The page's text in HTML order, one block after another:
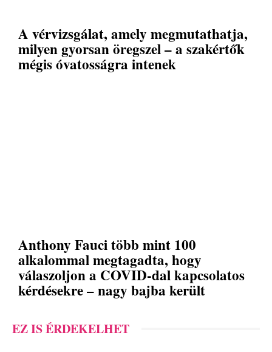
A vérvizsgálat, amely megmutathatja,
milyen gyorsan öregszel – a szakértők
mégis óvatosságra intenek
Anthony Fauci több mint 100
alkalommal megtagadta, hogy
válaszoljon a COVID-dal kapcsolatos
kérdésekre – nagy bajba került
EZ IS ÉRDEKELHET